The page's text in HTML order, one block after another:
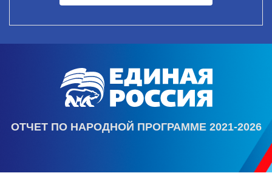
ОТЧЕТ ПО НАРОДНОЙ ПРОГРАММЕ 2021-2026